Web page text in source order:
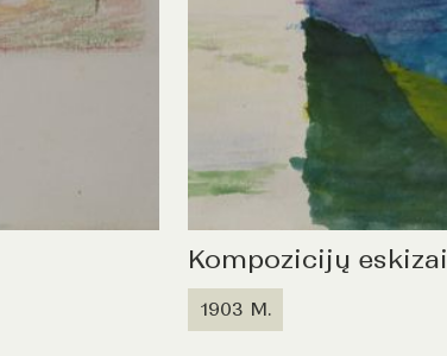
Kompozicijų eskizai
1903 M.